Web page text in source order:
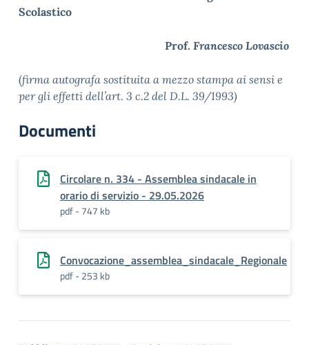
Scolastico
Prof. Francesco Lovascio
(firma autografa sostituita a mezzo stampa ai sensi e
per gli effetti dell’art. 3 c.2 del D.L. 39/1993)
Documenti
Circolare n. 334 - Assemblea sindacale in
orario di servizio - 29.05.2026
pdf - 747 kb
Convocazione_assemblea_sindacale_Regionale
pdf - 253 kb